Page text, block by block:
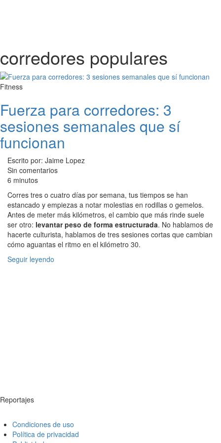
corredores populares
Fitness
Fuerza para corredores: 3
sesiones semanales que sí
funcionan
Escrito por: Jaime Lopez
Sin comentarios
6 minutos
Corres tres o cuatro días por semana, tus tiempos se han
estancado y empiezas a notar molestias en rodillas o gemelos.
Antes de meter más kilómetros, el cambio que más rinde suele
ser otro: levantar peso de forma estructurada. No hablamos de
hacerte culturista, hablamos de tres sesiones cortas que cambian
cómo aguantas el ritmo en el kilómetro 30.
Seguir leyendo
Reportajes
Condiciones de uso
Política de privacidad